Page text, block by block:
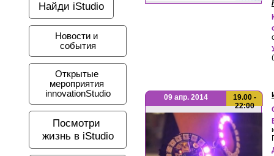
Найди iStudio
Новости и
события
Открытые
мероприятия
innovationStudio
Посмотри
жизнь в iStudio
09 апр. 2014
19.00 -
22:00